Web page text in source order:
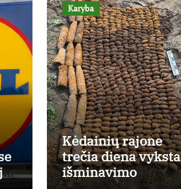
Karyba
Kėdainių rajone
trečia diena vyksta
išminavimo